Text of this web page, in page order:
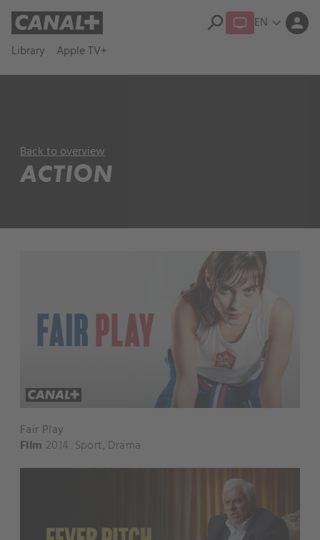
Library Apple TV+
search EN expand_more person
Back to overview
ACTION
Fair Play
Film 2014 Sport, Drama